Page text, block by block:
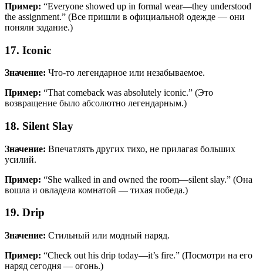
Пример: “Everyone showed up in formal wear—they understood
the assignment.” (Все пришли в официальной одежде — они
поняли задание.)
17. Iconic
Значение: Что-то легендарное или незабываемое.
Пример: “That comeback was absolutely iconic.” (Это
возвращение было абсолютно легендарным.)
18. Silent Slay
Значение: Впечатлять других тихо, не прилагая больших
усилий.
Пример: “She walked in and owned the room—silent slay.” (Она
вошла и овладела комнатой — тихая победа.)
19. Drip
Значение: Стильный или модный наряд.
Пример: “Check out his drip today—it’s fire.” (Посмотри на его
наряд сегодня — огонь.)